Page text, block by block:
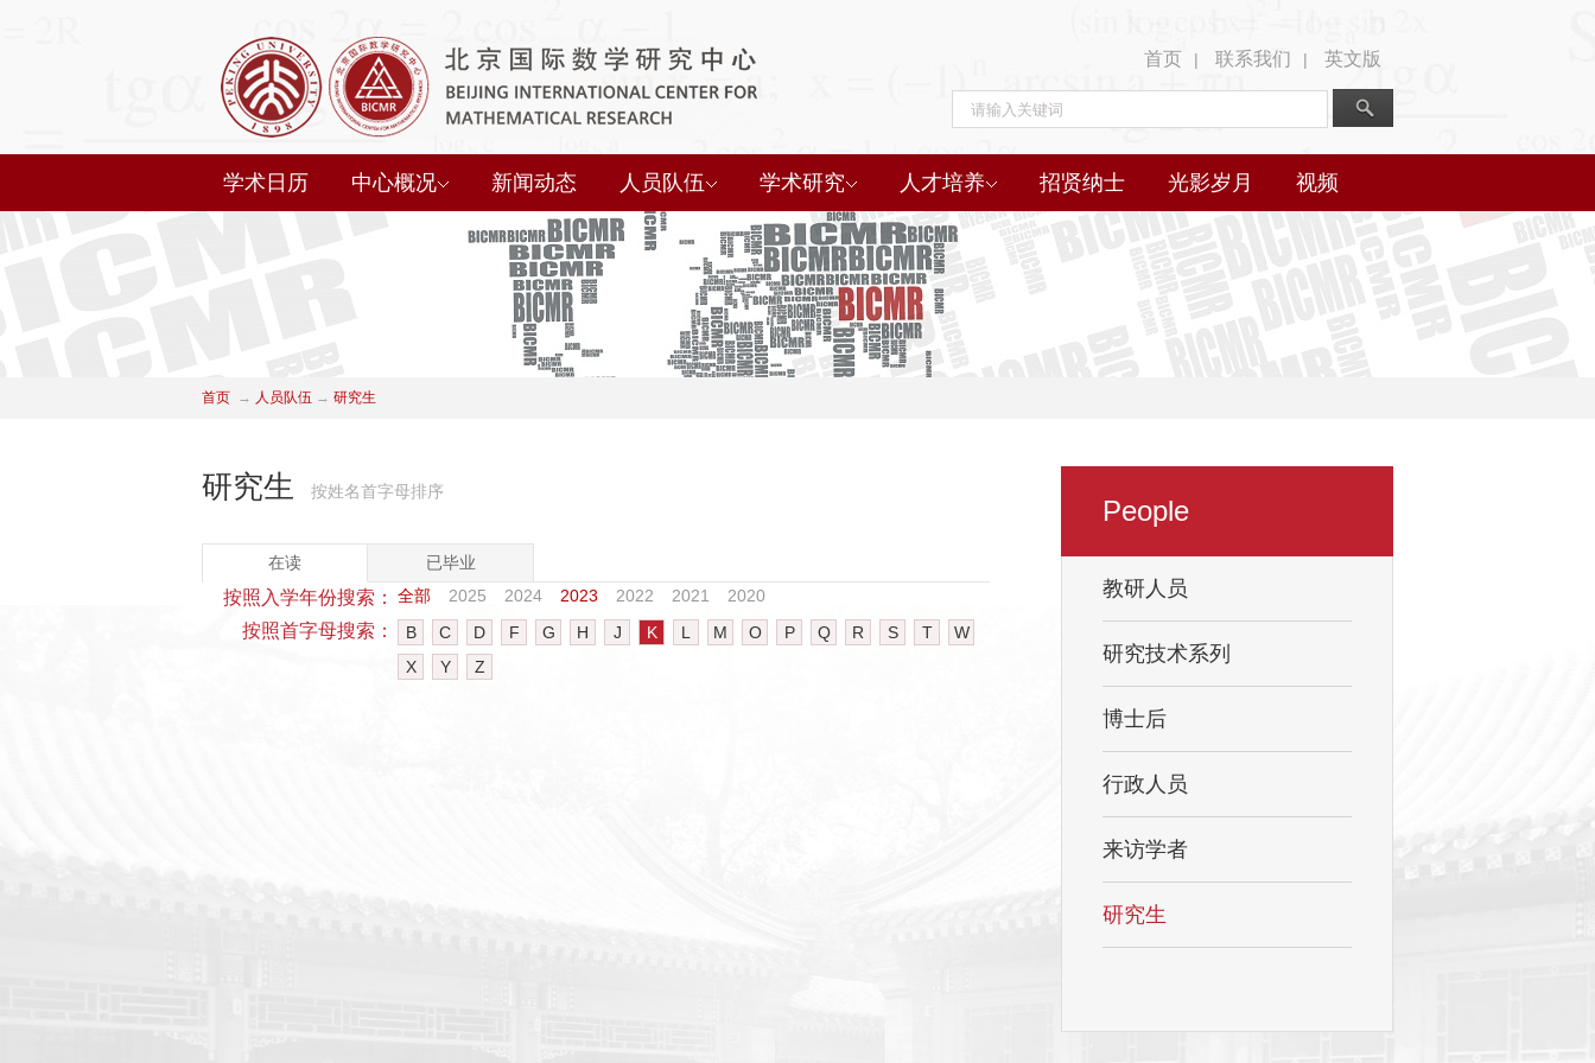
首页 | 联系我们 | 英文版
学术日历 中心概况 新闻动态 人员队伍 学术研究 人才培养 招贤纳士 光影岁月 视频
首页 → 人员队伍 → 研究生
研究生 按姓名首字母排序
在读 已毕业
按照入学年份搜索： 全部 2025 2024 2023 2022 2021 2020
按照首字母搜索： B C D F G H J K L M O P Q R S T
W
X
Y Z
People
教研人员
研究技术系列
博士后
行政人员
来访学者
研究生